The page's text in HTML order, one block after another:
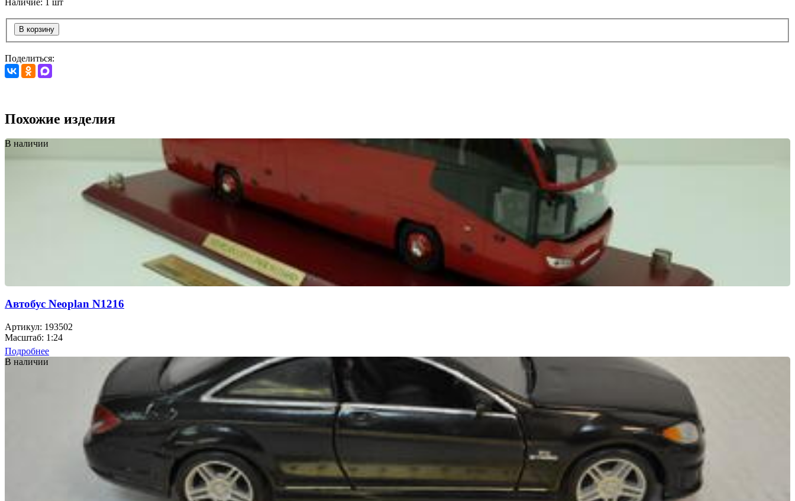
Наличие: 1 шт
В корзину
Поделиться:
Похожие изделия
В наличии
Автобус Neoplan N1216
Артикул: 193502
Масштаб: 1:24
Подробнее
В наличии